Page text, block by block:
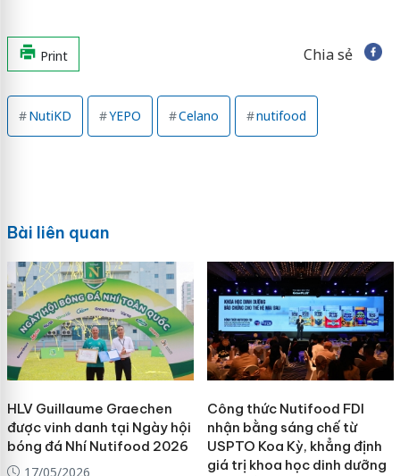
Print Chia sẻ
NutiKD YEPO Celano nutifood
Bài liên quan
HLV Guillaume Graechen
được vinh danh tại Ngày hội
bóng đá Nhí Nutifood 2026
17/05/2026
Công thức Nutifood FDI
nhận bằng sáng chế từ
USPTO Koa Kỳ, khẳng định
giá trị khoa học dinh dưỡng